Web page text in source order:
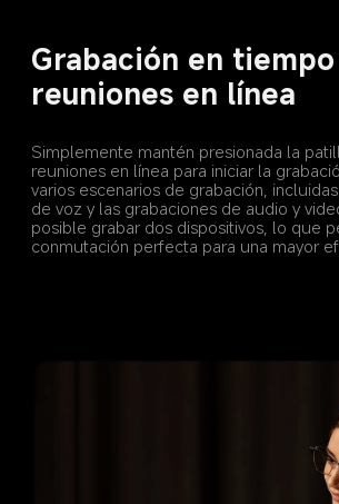
Grabación en
reuniones en línea
Simplemente mantén presionada la
reuniones en línea para iniciar la
varios escenarios de grabación,
de voz y las grabaciones de audio y
posible grabar dos dispositivos, lo que
conmutación perfecta para una mayor